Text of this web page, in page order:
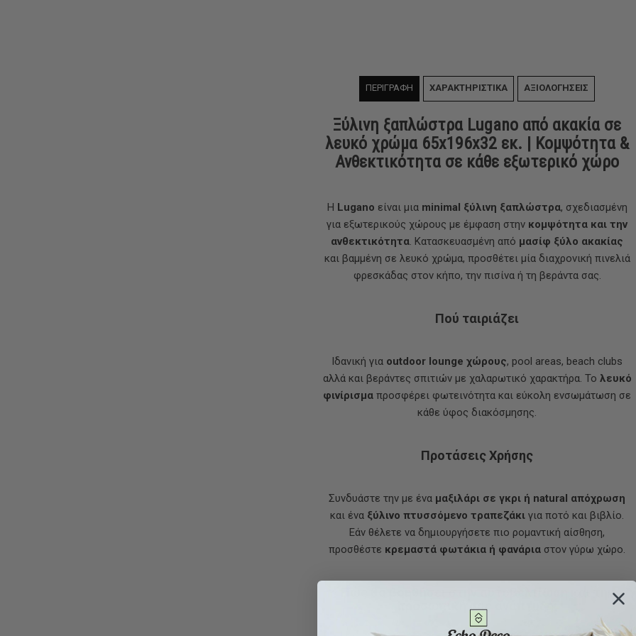
ΠΕΡΙΓΡΑΦΗ ΧΑΡΑΚΤΗΡΙΣΤΙΚΑ ΑΞΙΟΛΟΓΗΣΕΙΣ
Ξύλινη ξαπλώστρα Lugano από ακακία σε
λευκό χρώμα 65x196x32 εκ. | Κομψότητα &
Ανθεκτικότητα σε κάθε εξωτερικό χώρο
Η Lugano είναι μια minimal ξύλινη ξαπλώστρα, σχεδιασμένη
για εξωτερικούς χώρους με έμφαση στην κομψότητα και την
ανθεκτικότητα. Κατασκευασμένη από μασίφ ξύλο ακακίας
και βαμμένη σε λευκό χρώμα, προσθέτει μία διαχρονική πινελιά
φρεσκάδας στον κήπο, την πισίνα ή τη βεράντα σας.
Πού ταιριάζει
Ιδανική για outdoor lounge χώρους, pool areas, beach clubs
αλλά και βεράντες σπιτιών με χαλαρωτικό χαρακτήρα. Το λευκό
φινίρισμα προσφέρει φωτεινότητα και εύκολη ενσωμάτωση σε
κάθε ύφος διακόσμησης.
Προτάσεις Χρήσης
Συνδυάστε την με ένα μαξιλάρι σε γκρι ή natural απόχρωση
και ένα ξύλινο πτυσσόμενο τραπεζάκι για ποτό και βιβλίο.
Εάν θέλετε να δημιουργήσετε πιο ρομαντική αίσθηση,
προσθέστε κρεμαστά φωτάκια ή φανάρια στον γύρω χώρο.
Πώς θα βοηθήσει στην αυτοβελτίωση και την
προσωπική σας ανάπτυξη;